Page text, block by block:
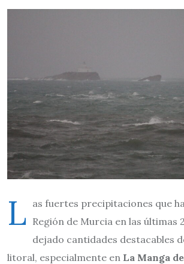
L as fuertes precipitaciones que
Región de Murcia en las últimas
dejado cantidades destacables
litoral, especialmente en La Manga